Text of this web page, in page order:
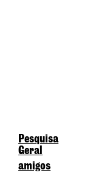
Pesquisa
Geral
amigos